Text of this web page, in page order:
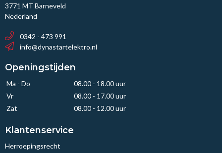
3771 MT Barneveld
Nederland
0342 - 473 991
info@dynastartelektro.nl
Openingstijden
Ma - Do
08.00 - 18.00 uur
Vr
08.00 - 17.00 uur
Zat
08.00 - 12.00 uur
Klantenservice
Herroepingsrecht